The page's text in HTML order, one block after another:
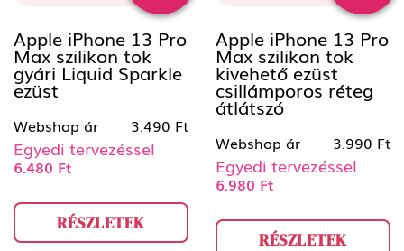
Apple iPhone 13 Pro
Max szilikon tok
gyári Liquid Sparkle
ezüst
Webshop ár 3.490 Ft
Egyedi tervezéssel
6.480 Ft
RÉSZLETEK
Apple iPhone 13 Pro
Max szilikon tok
kivehető ezüst
csillámporos réteg
átlátszó
Webshop ár 3.990 Ft
Egyedi tervezéssel
6.980 Ft
RÉSZLETEK